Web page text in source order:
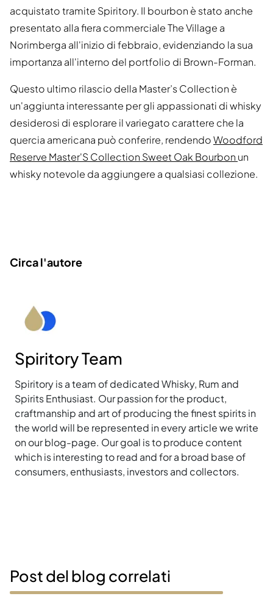
acquistato tramite Spiritory. Il bourbon è stato anche
presentato alla fiera commerciale The Village a
Norimberga all'inizio di febbraio, evidenziando la sua
importanza all'interno del portfolio di Brown-Forman.
Questo ultimo rilascio della Master’s Collection è
un'aggiunta interessante per gli appassionati di whisky
desiderosi di esplorare il variegato carattere che la
quercia americana può conferire, rendendoWoodford
Reserve Master'S Collection Sweet Oak Bourbon un
whisky notevole da aggiungere a qualsiasi collezione.
Circa l'autore
Spiritory Team
Spiritory is a team of dedicated Whisky, Rum and
Spirits Enthusiast. Our passion for the product,
craftmanship and art of producing the finest spirits in
the world will be represented in every article we write
on our blog-page. Our goal is to produce content
which is interesting to read and for a broad base of
consumers, enthusiasts, investors and collectors.
Post del blog correlati